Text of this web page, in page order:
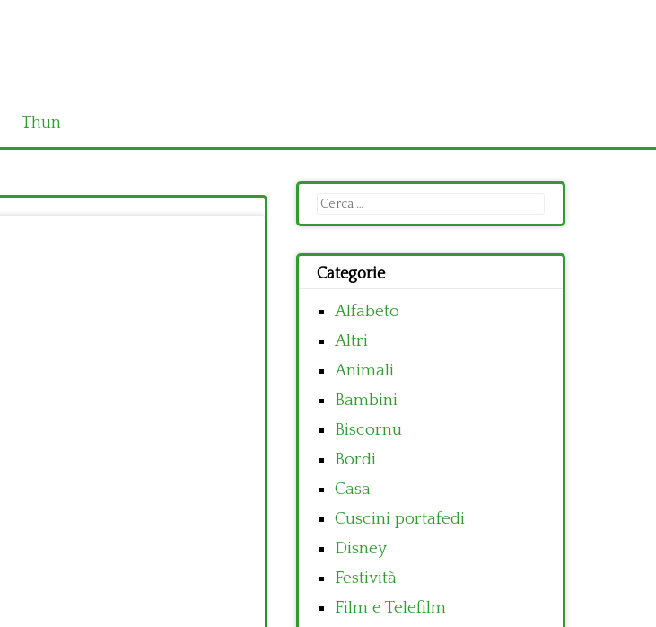
Thun
Ricerca
per:
Categorie
Alfabeto
Altri
Animali
Bambini
Biscornu
Bordi
Casa
Cuscini portafedi
Disney
Festività
Film e Telefilm